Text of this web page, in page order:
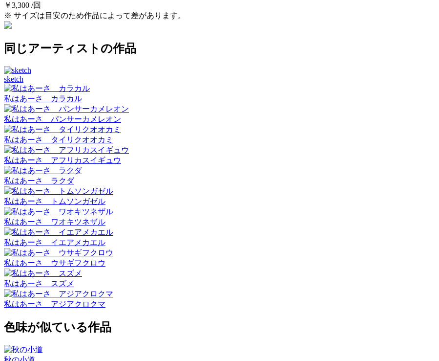
￥3,300 /回
※ サイズは目安のため作品によって差があります。
同じアーティストの作品
sketch
私はあーさ カラカル
私はあーさ パンサーカメレオン
私はあーさ タイリクオオカミ
私はあーさ アフリカスイギュウ
私はあーさ ラクダ
私はあーさ トムソンガゼル
私はあーさ ワオキツネザル
私はあーさ イエアメカエル
私はあーさ ウサギフクロウ
私はあーさ スズメ
私はあーさ アジアクロクマ
色味が似ている作品